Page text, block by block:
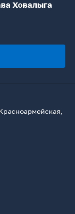
Ховалыга